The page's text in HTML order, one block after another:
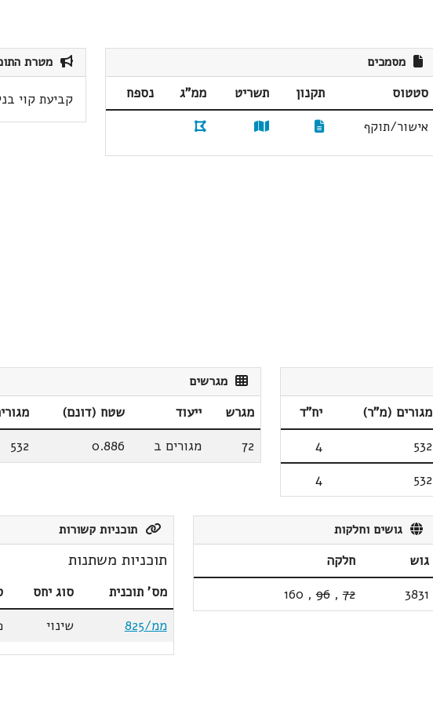
מסמכים
סטטוס תקנון תשריט ממ"ג
נספח
אישור/תוקף
מטרת
קביעת קוי
מגורים (מ"ר)
יח"ד
532
4
532
4
מגרשים
מגרש ייעוד שטח (דונם)
72
מגורים ב 0.886
532
גושים וחלקות
גוש
חלקה
3831
72
,
96
,
160
תוכניות קשורות
תוכניות משתנות
מס' תוכנית סוג יחס
ממ/825
שינוי